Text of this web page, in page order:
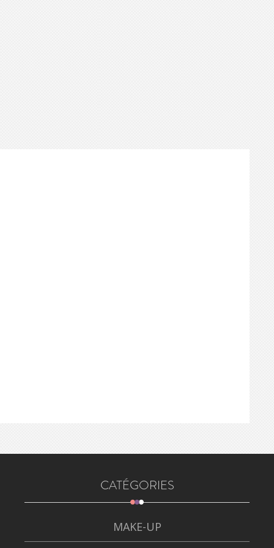
CATÉGORIES
MAKE-UP